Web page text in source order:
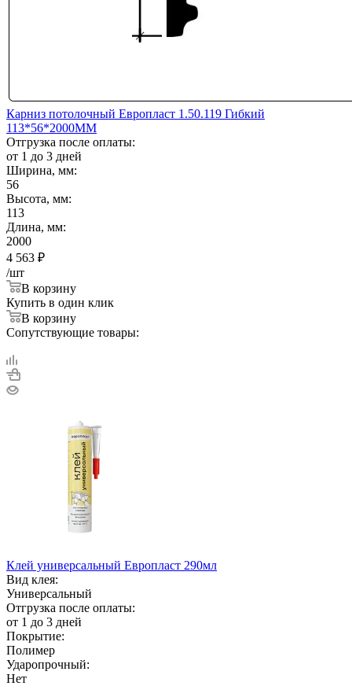
Карниз потолочный Европласт 1.50.119 Гибкий
113*56*2000ММ
Отгрузка после оплаты:
от 1 до 3 дней
Ширина, мм:
56
Высота, мм:
113
Длина, мм:
2000
4 563 ₽
/шт
В корзину
Купить в один клик
В корзину
Сопутствующие товары:
Клей универсальный Европласт 290мл
Вид клея:
Универсальный
Отгрузка после оплаты:
от 1 до 3 дней
Покрытие:
Полимер
Ударопрочный:
Нет